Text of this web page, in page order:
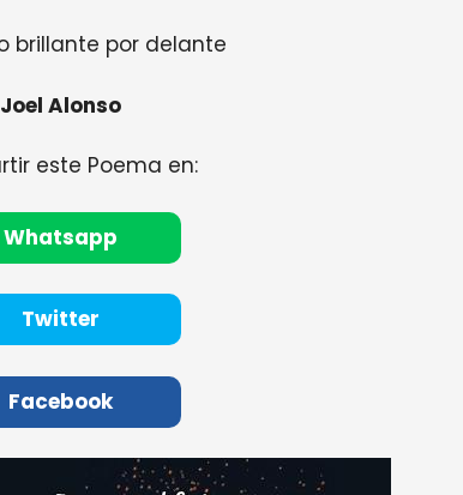
brillante por delante
Joel Alonso
este Poema en:
Whatsapp
Twitter
Facebook